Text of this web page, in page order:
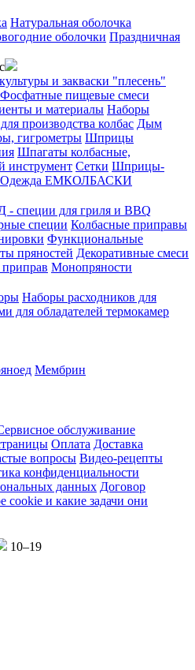
Натуральная оболочка
оболочки Праздничная
и закваски "плесень"
Фосфатные пищевые смеси
и материалы Наборы
производства колбас Дым
гигрометры Шприцы
Шпагаты колбасные,
инструмент Сетки Шприцы-
Одежда ЕМКОЛБАСКИ
специи для гриля и BBQ
специи Колбасные приправы
Функциональные
пряностей Декоративные смеси
Монопряности
Наборы расходников для
для обладателей термокамер
Мембрин
обслуживание
Оплата Доставка
вопросы Видео-рецепты
конфиденциальности
данных Договор
cookie и какие задачи они
10–19